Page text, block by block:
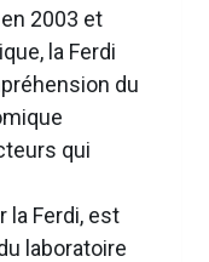
2003 et
la Ferdi
du
qui
la Ferdi, est
laboratoire